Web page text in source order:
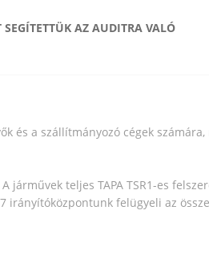
SEGÍTETTÜK AZ AUDITRA VALÓ
és a szállítmányozó cégek
teljes TAPA TSR1-es
irányítóközpontunk felügyeli az